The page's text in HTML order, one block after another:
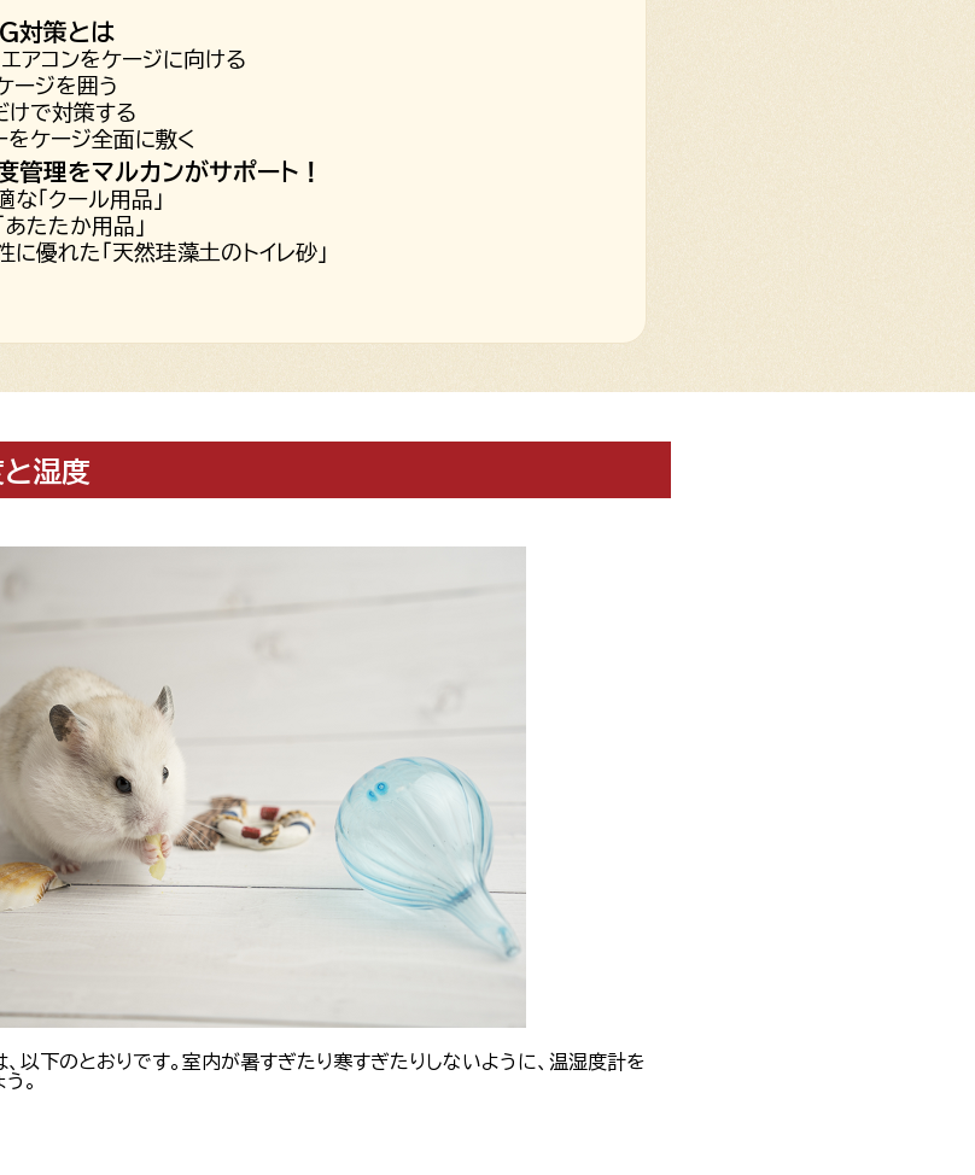
対策とは
アコンをケージに向ける
ージを囲う
けで対策する
をケージ全面に敷く
管理をマルカンがサポート！
「クール用品」
たたか用品」
優れた「天然珪藻土のトイレ砂」
湿度
以下のとおりです。室内が暑すぎたり寒すぎたりしないように、温湿度計を
。